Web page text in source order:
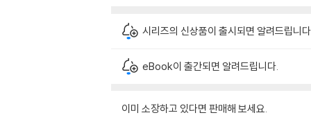
시리즈의 신상품이 출시되면 알려드립니
eBook이 출간되면 알려드립니다.
이미 소장하고 있다면 판매해 보세요.